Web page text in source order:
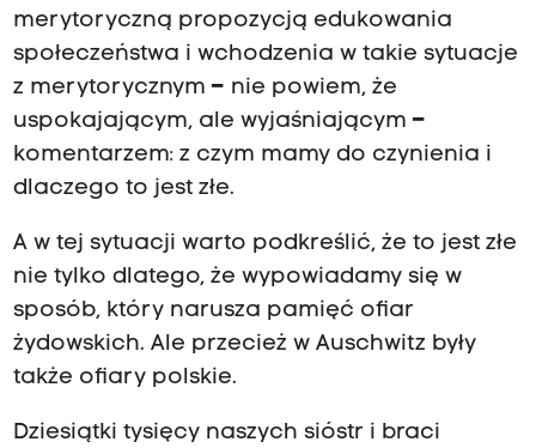
merytoryczną propozycją edukowania
społeczeństwa i wchodzenia w takie sytuacje
z merytorycznym – nie powiem, że
uspokajającym, ale wyjaśniającym –
komentarzem: z czym mamy do czynienia i
dlaczego to jest złe.
A w tej sytuacji warto podkreślić, że to jest złe
nie tylko dlatego, że wypowiadamy się w
sposób, który narusza pamięć ofiar
żydowskich. Ale przecież w Auschwitz były
także ofiary polskie.
Dziesiątki tysięcy naszych sióstr i braci